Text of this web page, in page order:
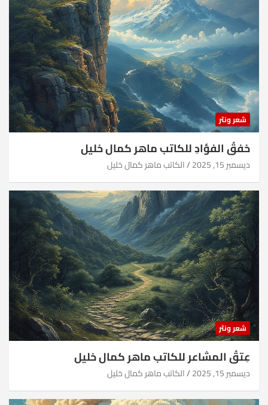
شعر ونثر
خفقُ الفؤادِ للكاتب ماهر كمال خليل
ديسمبر 15, 2025 الكاتب ماهر كمال خليل
شعر ونثر
عِتقُ المشاعر للكاتب ماهر كمال خليل
ديسمبر 15, 2025 الكاتب ماهر كمال خليل